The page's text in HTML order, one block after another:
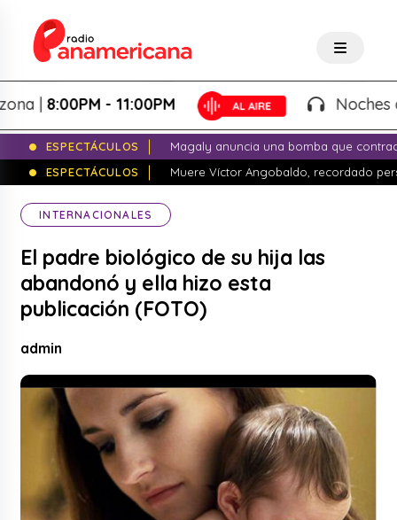
|8:00PM - 11:00PM Noches de
ESPECTÁCULOS
Magaly anuncia una bomba que
ESPECTÁCULOS
Muere Víctor Angobaldo, recordado
INTERNACIONALES
El padre biológico de su hija las
abandonó y ella hizo esta
publicación (FOTO)
admin